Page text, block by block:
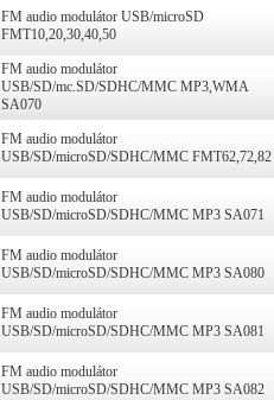
FM audio modulátor USB/microSD
FMT10,20,30,40,50
FM audio modulátor
USB/SD/mc.SD/SDHC/MMC MP3,WMA
SA070
FM audio modulátor
USB/SD/microSD/SDHC/MMC FMT62,72,82
FM audio modulátor
USB/SD/microSD/SDHC/MMC MP3 SA071
FM audio modulátor
USB/SD/microSD/SDHC/MMC MP3 SA080
FM audio modulátor
USB/SD/microSD/SDHC/MMC MP3 SA081
FM audio modulátor
USB/SD/microSD/SDHC/MMC MP3 SA082